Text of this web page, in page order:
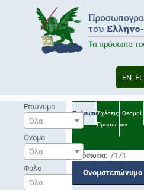
EN EL
Επώνυμο
Όλα
Όνομα
Όλα
Φύλο
Όλα
ΠρόσωπαΣχέσεις
Προσώπων
Θεσμοί
Πρόσωπα: 7171
Ονοματεπώνυμο